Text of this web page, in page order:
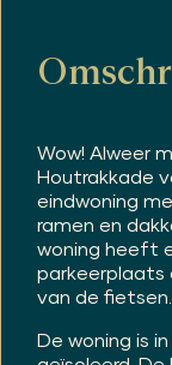
Wow! Alweer
Houtrakkade
eindwoning
ramen en
woning heeft
parkeerplaats
van de
De woning is